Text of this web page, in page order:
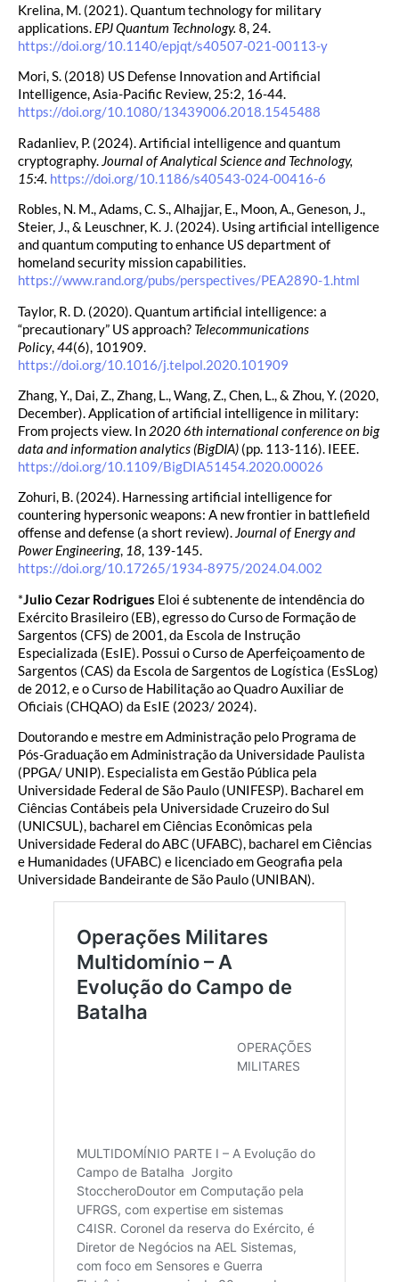
Krelina, M. (2021). Quantum technology for military
applications. EPJ Quantum Technology. 8, 24.
https://doi.org/10.1140/epjqt/s40507-021-00113-y
Mori, S. (2018) US Defense Innovation and Artificial
Intelligence, Asia-Pacific Review, 25:2, 16-44.
https://doi.org/10.1080/13439006.2018.1545488
Radanliev, P. (2024). Artificial intelligence and quantum
cryptography. Journal of Analytical Science and Technology,
15:4. https://doi.org/10.1186/s40543-024-00416-6
Robles, N. M., Adams, C. S., Alhajjar, E., Moon, A., Geneson, J.,
Steier, J., & Leuschner, K. J. (2024). Using artificial intelligence
and quantum computing to enhance US department of
homeland security mission capabilities.
https://www.rand.org/pubs/perspectives/PEA2890-1.html
Taylor, R. D. (2020). Quantum artificial intelligence: a
“precautionary” US approach? Telecommunications
Policy, 44(6), 101909.
https://doi.org/10.1016/j.telpol.2020.101909
Zhang, Y., Dai, Z., Zhang, L., Wang, Z., Chen, L., & Zhou, Y. (2020,
December). Application of artificial intelligence in military:
From projects view. In 2020 6th international conference on big
data and information analytics (BigDIA) (pp. 113-116). IEEE.
https://doi.org/10.1109/BigDIA51454.2020.00026
Zohuri, B. (2024). Harnessing artificial intelligence for
countering hypersonic weapons: A new frontier in battlefield
offense and defense (a short review). Journal of Energy and
Power Engineering, 18, 139-145.
https://doi.org/10.17265/1934-8975/2024.04.002
*Julio Cezar Rodrigues Eloi é subtenente de intendência do
Exército Brasileiro (EB), egresso do Curso de Formação de
Sargentos (CFS) de 2001, da Escola de Instrução
Especializada (EsIE). Possui o Curso de Aperfeiçoamento de
Sargentos (CAS) da Escola de Sargentos de Logística (EsSLog)
de 2012, e o Curso de Habilitação ao Quadro Auxiliar de
Oficiais (CHQAO) da EsIE (2023/ 2024).
Doutorando e mestre em Administração pelo Programa de
Pós-Graduação em Administração da Universidade Paulista
(PPGA/ UNIP). Especialista em Gestão Pública pela
Universidade Federal de São Paulo (UNIFESP). Bacharel em
Ciências Contábeis pela Universidade Cruzeiro do Sul
(UNICSUL), bacharel em Ciências Econômicas pela
Universidade Federal do ABC (UFABC), bacharel em Ciências
e Humanidades (UFABC) e licenciado em Geografia pela
Universidade Bandeirante de São Paulo (UNIBAN).